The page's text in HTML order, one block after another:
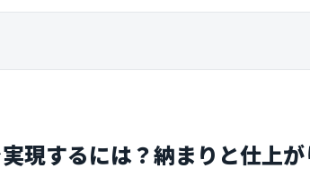
現するには？納まりと仕上が